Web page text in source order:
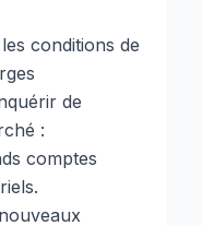
conditions de
de
:
comptes